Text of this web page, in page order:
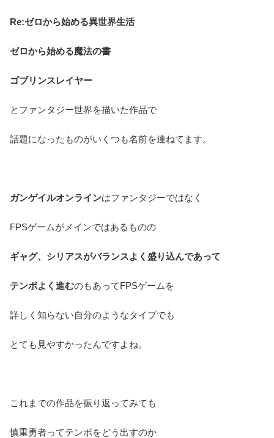
Re:ゼロから始める異世界生活
ゼロから始める魔法の書
ゴブリンスレイヤー
とファンタジー世界を描いた作品で
話題になったものがいくつも名前を連ねてます。
ガンゲイルオンラインはファンタジーではなく
FPSゲームがメインではあるものの
ギャグ、シリアスがバランスよく盛り込んであって
テンポよく進むのもあってFPSゲームを
詳しく知らない自分のようなタイプでも
とても見やすかったんですよね。
これまでの作品を振り返ってみても
慎重勇者ってテンポをどう出すのか